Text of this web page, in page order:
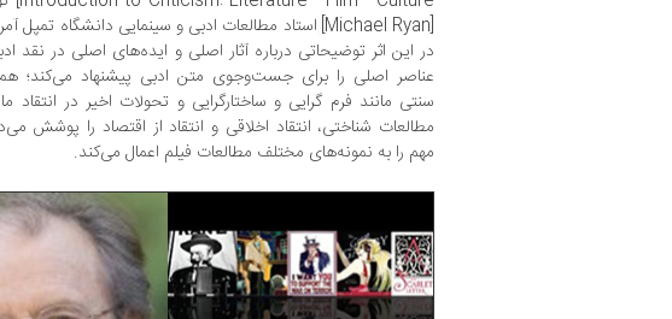
[Michael Ryan]
استاد مطالعات ادبی و سینمایی دانشگاه تمپل
در این اثر توضیحاتی درباره آثار اصلی و ایده‌های اصلی در نقد
عناصر اصلی را برای جست‌وجوی متن ادبی پیشنهاد می‌کند؛
سنتی مانند فرم گرایی و ساختارگرایی و تحولات اخیر در انتقاد
مطالعات شناختی، انتقاد اخلاقی و انتقاد از اقتصاد را پوشش
مهم را به نمونه‌های مختلف مطالعات فیلم اعمال می‌کند.